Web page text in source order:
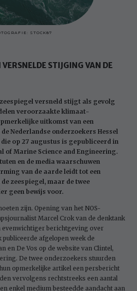
STOCK87
STIJGING VAN DE
versneld stijgt als gevolg
veroorzaakte klimaat­
uitkomst van een
Nederlandse onderzoekers Hessel
die op 27 augustus is gepubliceerd in
of Marine Science and Engineering.
en de media waarschuwen
van de aarde leidt tot een
zeespiegel, maar de twee
geen bewijs voor.
zijn. Opening van het NOS-
Marcel Crok van de denktank
evenwichtiger berichtgeving over
afgelopen week de
en De Vos op de website van Clintel,
De twee onderzoekers stuurden
opmerkelijke artikel een persbericht
vervolgens rechtstreeks een aantal
enkel medium besteedde aandacht aan